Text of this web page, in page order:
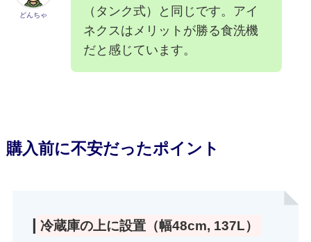
どんちゃ
（タンク式）と同じです。アイ
ネクスはメリットが勝る食洗機
だと感じています。
購入前に不安だったポイント
| 冷蔵庫の上に設置（幅48cm, 137L）